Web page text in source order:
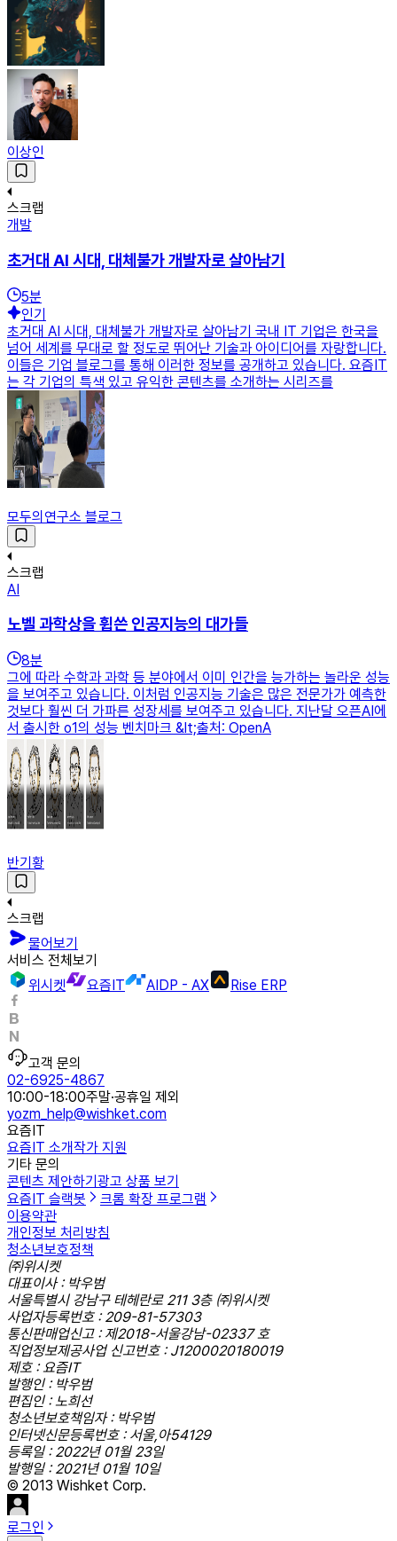
이상인
스크랩
개발
초거대 AI 시대, 대체불가 개발자로 살아남기
5분
인기
초거대 AI 시대, 대체불가 개발자로 살아남기 국내 IT 기업은 한국을
넘어 세계를 무대로 할 정도로 뛰어난 기술과 아이디어를 자랑합니다.
이들은 기업 블로그를 통해 이러한 정보를 공개하고 있습니다. 요즘IT
는 각 기업의 특색 있고 유익한 콘텐츠를 소개하는 시리즈를
모두의연구소 블로그
스크랩
AI
노벨 과학상을 휩쓴 인공지능의 대가들
8분
그에 따라 수학과 과학 등 분야에서 이미 인간을 능가하는 놀라운 성능
을 보여주고 있습니다. 이처럼 인공지능 기술은 많은 전문가가 예측한
것보다 훨씬 더 가파른 성장세를 보여주고 있습니다. 지난달 오픈AI에
서 출시한 o1의 성능 벤치마크 &lt;출처: OpenA
반기황
스크랩
물어보기
서비스 전체보기
위시켓
요즘IT AIDP - AX Rise ERP
고객 문의
02-6925-4867
10:00-18:00주말·공휴일 제외
yozm_help@wishket.com
요즘IT
요즘IT 소개작가 지원
기타 문의
콘텐츠 제안하기 광고 상품 보기
요즘IT 슬랙봇
크롬 확장 프로그램
이용약관
개인정보 처리방침
청소년보호정책
㈜위시켓
대표이사 : 박우범
서울특별시 강남구 테헤란로 211 3층 ㈜위시켓
사업자등록번호 : 209-81-57303
통신판매업신고 : 제2018-서울강남-02337 호
직업정보제공사업 신고번호 : J1200020180019
제호 : 요즘IT
발행인 : 박우범
편집인 : 노희선
청소년보호책임자 : 박우범
인터넷신문등록번호 : 서울,아54129
등록일 : 2022년 01월 23일
발행일 : 2021년 01월 10일
© 2013 Wishket Corp.
로그인